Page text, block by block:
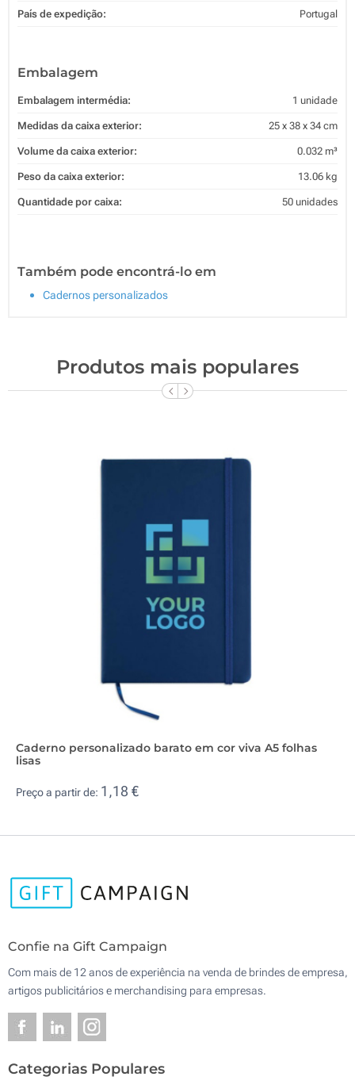
País de expedição: Portugal
Embalagem
Embalagem intermédia: 1 unidade
Medidas da caixa exterior: 25 x 38 x 34 cm
Volume da caixa exterior: 0.032 m³
Peso da caixa exterior: 13.06 kg
Quantidade por caixa: 50 unidades
Também pode encontrá-lo em
Cadernos personalizados
Produtos mais populares
Caderno personalizado barato em cor viva A5 folhas
lisas
Preço a partir de: 1,18 €
Confie na Gift Campaign
Com mais de 12 anos de experiência na venda de brindes de empresa,
artigos publicitários e merchandising para empresas.
Categorias Populares